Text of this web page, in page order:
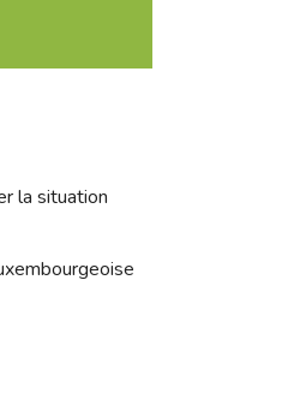
la situation